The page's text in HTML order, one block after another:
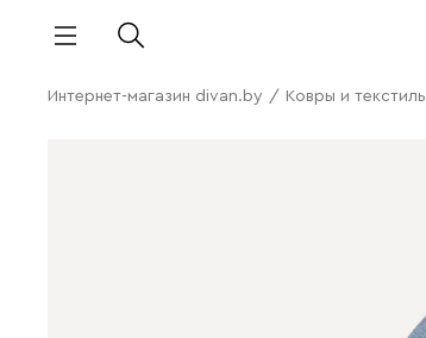
Интернет-магазин divan.by / Ковры и текстиль